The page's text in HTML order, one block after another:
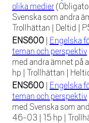
olika medier
Svenska som andra
Trollhättan | Deltid |
ENS600 | Engelska
teman och perspektiv
med andra ämnet på
hp | Trollhättan |
ENS600 | Engelska
teman och perspektiv
med Svenska som
46-03 | 15 hp |